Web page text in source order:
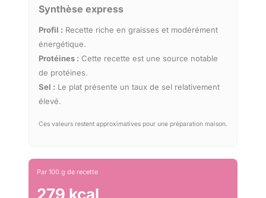
Synthèse express
Profil : Recette riche en graisses et modérément
énergétique.
Protéines : Cette recette est une source notable
de protéines.
Sel : Le plat présente un taux de sel relativement
élevé.
Ces valeurs restent approximatives pour une préparation maison.
Par 100 g de recette
279 kcal